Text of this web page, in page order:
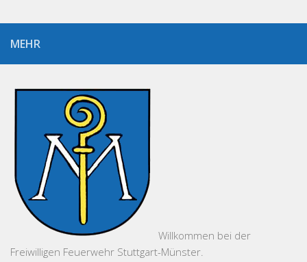
MEHR
Willkommen bei der
Freiwilligen Feuerwehr Stuttgart-Münster.